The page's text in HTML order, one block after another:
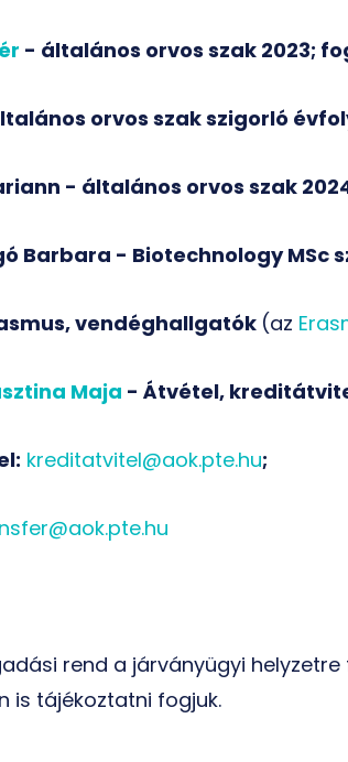
- általános orvos szak 2023;
orvos szak szigorló
- általános orvos szak
Barbara - Biotechnology MSc
vendéghallgatók (az
Maja - Átvétel,
kreditatvitel@aok.pte.hu;
rend a járványügyi
is tájékoztatni fogjuk.